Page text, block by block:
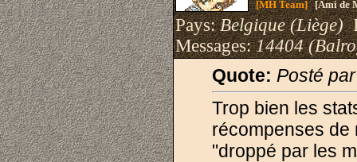
[MH Team][Ami de
Pays:Belgique (Liège)
Messages:14404
Quote: Posté
Trop bien les
récompenses de
"droppé par les